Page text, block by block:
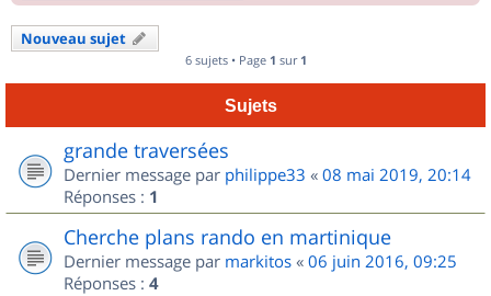
Nouveau sujet
6 sujets • Page 1 sur 1
Sujets
grande traversées
Dernier message par philippe33 « 08 mai 2019, 20:14
Réponses : 1
Cherche plans rando en martinique
Dernier message par markitos « 06 juin 2016, 09:25
Réponses : 4